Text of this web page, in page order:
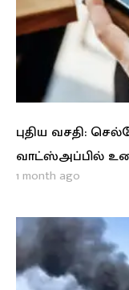
புதிய வசதி:
வாட்ஸ்அப்பில்
1 month ago